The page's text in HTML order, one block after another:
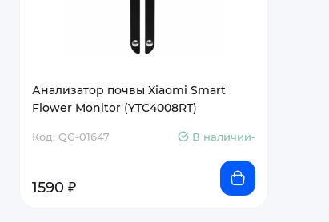
Анализатор почвы Xiaomi Smart
Flower Monitor (YTC4008RT)
Код: QG-01647 В наличии-
1590 ₽